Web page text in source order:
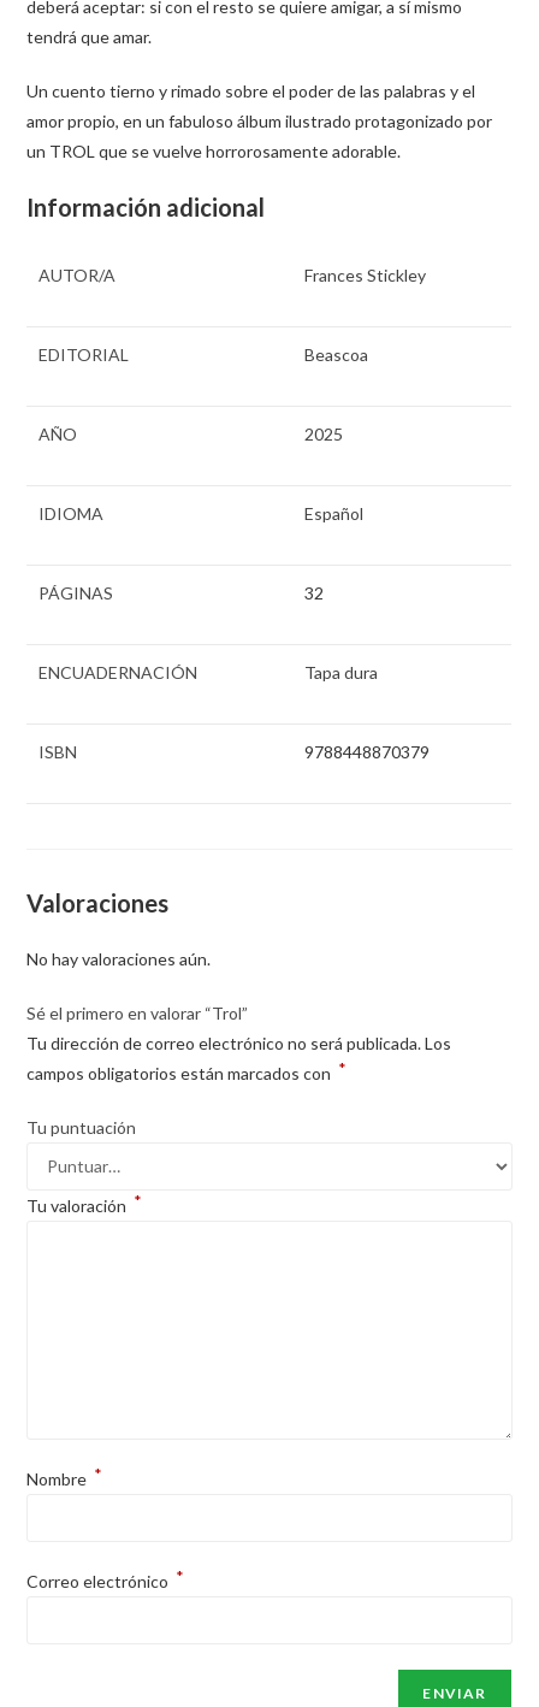
deberá aceptar: si con el resto se quiere amigar, a sí mismo
tendrá que amar.
Un cuento tierno y rimado sobre el poder de las palabras y el
amor propio, en un fabuloso álbum ilustrado protagonizado por
un TROL que se vuelve horrorosamente adorable.
Información adicional
AUTOR/A Frances Stickley
EDITORIAL Beascoa
AÑO 2025
IDIOMA Español
PÁGINAS 32
ENCUADERNACIÓN Tapa dura
ISBN 9788448870379
Valoraciones
No hay valoraciones aún.
Sé el primero en valorar “Trol”
Tu dirección de correo electrónico no será publicada. Los
campos obligatorios están marcados con *
Tu puntuación
Tu valoración *
Nombre *
Correo electrónico *